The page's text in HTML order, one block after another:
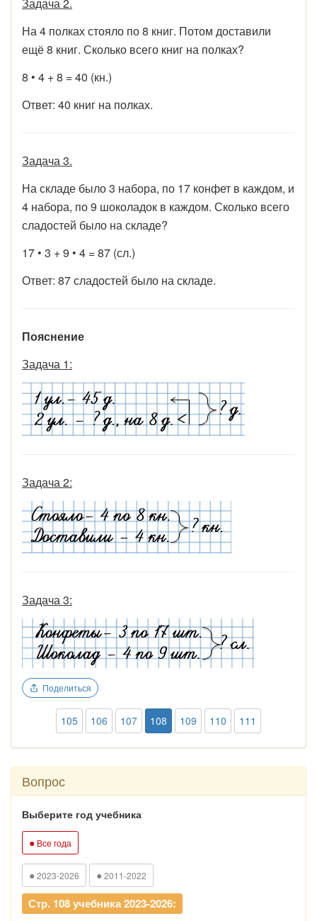
На 4 полках стояло по 8 книг. Потом доставили
ещё 8 книг. Сколько всего книг на полках?
8 • 4 + 8 = 40 (кн.)
Ответ: 40 книг на полках.
Задача 3.
На складе было 3 набора, по 17 конфет в каждом, и
4 набора, по 9 шоколадок в каждом. Сколько всего
сладостей было на складе?
17 • 3 + 9 • 4 = 87 (сл.)
Ответ: 87 сладостей было на складе.
Пояснение
Задача 1:
Задача 2:
Задача 3:
Поделиться
105 106 107 108 109 110 111
Вопрос
Выберите год учебника
● Все года
● 2023-2026 ● 2011-2022
Стр. 108 учебника 2023-2026: